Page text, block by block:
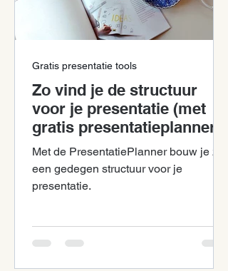
Zo vind je de structuur
voor je presentatie (met
gratis presentatieplanner)
Met de PresentatiePlanner bouw je zelf
een gedegen structuur voor je
presentatie.
Gratis presentatie tools